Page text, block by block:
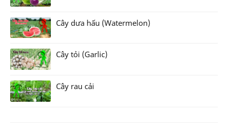
Cây dưa hấu (Watermelon)
Cây tỏi (Garlic)
Cây rau cải